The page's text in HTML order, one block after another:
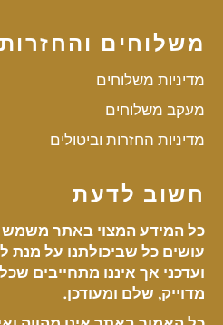
משלוחים והחזרות
מדיניות משלוחים
מעקב משלוחים
מדיניות החזרות וביטולים
חשוב לדעת
כל המידע המצוי באתר משמש
עושים כל שביכולתנו על מנת
ועדכני אך איננו מתחייבים
מדוייק, שלם ומעודכן.